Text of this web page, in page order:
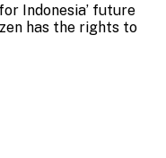
Indonesia’ future
has the rights to